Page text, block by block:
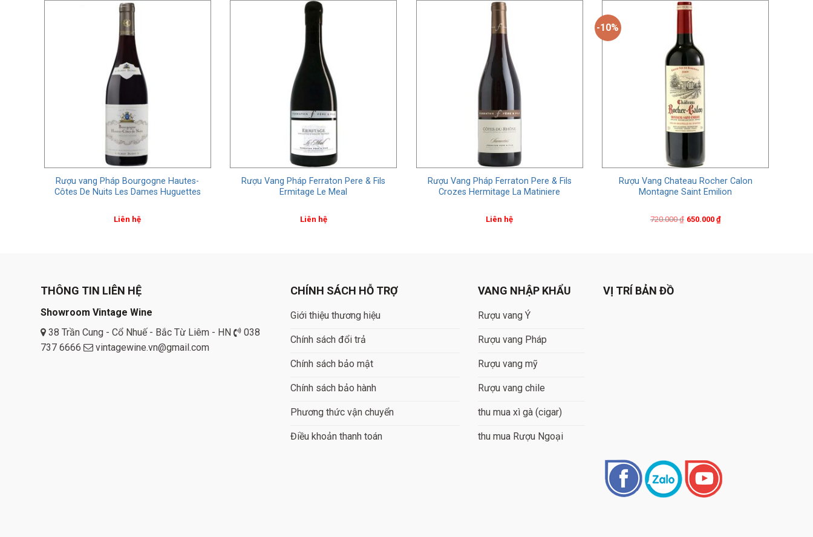
Rượu vang Pháp Bourgogne Hautes-
Côtes De Nuits Les Dames Huguettes
Liên hệ
Rượu Vang Pháp Ferraton Pere & Fils
Ermitage Le Meal
Liên hệ
Rượu Vang Pháp Ferraton Pere & Fils
Crozes Hermitage La Matiniere
Liên hệ
-10%
Rượu Vang Chateau Rocher Calon
Montagne Saint Emilion
720.000₫
Original
650.000 ₫
Current
THÔNG TIN LIÊN HỆ
Showroom Vintage Wine
38 Trần Cung - Cổ Nhuế - Bắc Từ Liêm - HN
038
737 6666
vintagewine.vn@gmail.com
CHÍNH SÁCH HỖ TRỢ
Giới thiệu thương hiệu
Chính sách đổi trả
Chính sách bảo mật
Chính sách bảo hành
Phương thức vận chuyển
Điều khoản thanh toán
VANG NHẬP KHẨU
Rượu vang Ý
Rượu vang Pháp
Rượu vang mỹ
Rượu vang chile
thu mua xì gà (cigar)
thu mua Rượu Ngoại
VỊ TRÍ BẢN ĐỒ